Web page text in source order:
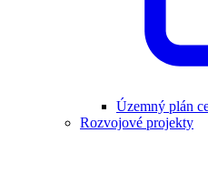
Územný plán
Rozvojové projekty